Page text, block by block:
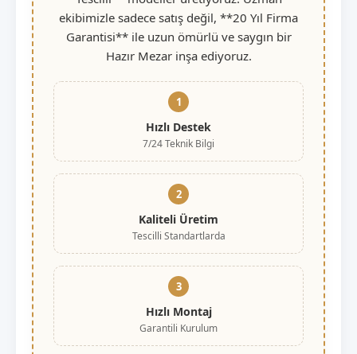
ekibimizle sadece satış değil, **20 Yıl Firma
Garantisi** ile uzun ömürlü ve saygın bir
Hazır Mezar inşa ediyoruz.
1
Hızlı Destek
7/24 Teknik Bilgi
2
Kaliteli Üretim
Tescilli Standartlarda
3
Hızlı Montaj
Garantili Kurulum